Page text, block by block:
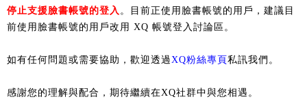
停止支援臉書帳號的登入 。目前正使用臉書帳號的用戶，建議目
前使用臉書帳號的用戶改用 XQ 帳號登入討論區。
如有任何問題或需要協助，歡迎透過XQ粉絲專頁 私訊我們。
感謝您的理解與配合，期待繼續在XQ社群中與您相遇。